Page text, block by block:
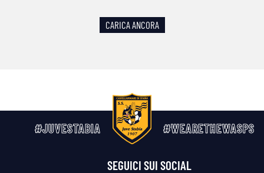
CARICA ANCORA
#JUVESTABIA #WEARETHEWASPS
SEGUICI SUI SOCIAL